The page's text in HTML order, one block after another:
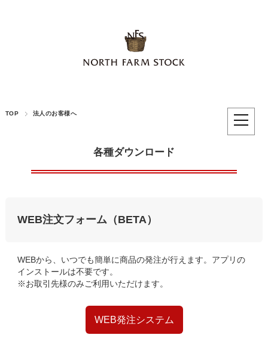
TOP 法人のお客様へ
各種ダウンロード
WEB注文フォーム（BETA）
WEBから、いつでも簡単に商品の発注が行えます。アプリの
インストールは不要です。
※お取引先様のみご利用いただけます。
WEB発注システム